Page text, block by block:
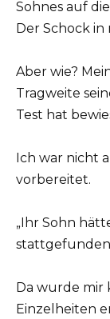
Sohnes auf
Der Schock
Aber wie?
Tragweite
Test hat
Ich war nicht
vorbereitet.
„Ihr Sohn
stattgefunden
Da wurde mir
Einzelheiten